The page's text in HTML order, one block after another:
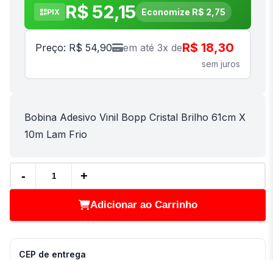
PIX R$ 52,15 Economize R$ 2,75
Preço: R$ 54,90 em até 3x deR$ 18,30
sem juros
Bobina Adesivo Vinil Bopp Cristal Brilho 61cm X
10m Lam Frio
- +
Adicionar ao Carrinho
CEP de entrega